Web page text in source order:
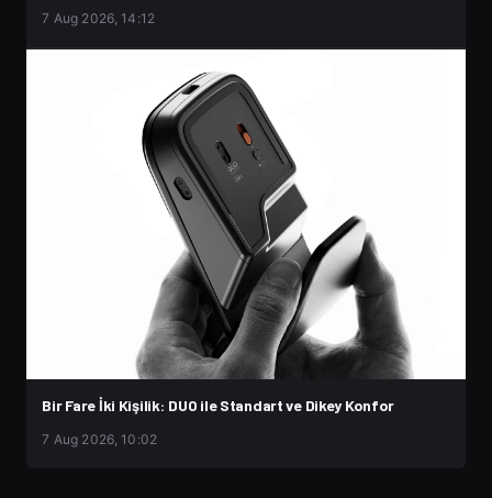
7 Aug 2026, 14:12
Bir Fare İki Kişilik: DUO ile Standart ve Dikey Konfor
7 Aug 2026, 10:02